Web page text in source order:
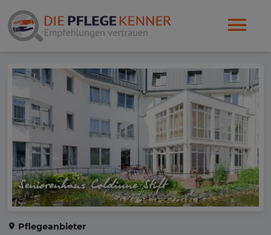
Pflegeanbieter